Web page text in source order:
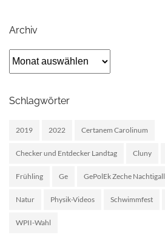
Archiv
Archiv
Schlagwörter
2019 2022 Certanem Carolinum
Checker und Entdecker Landtag Cluny
Frühling Ge GePolEk Zeche Nachtigall
Natur Physik-Videos Schwimmfest
WPII-Wahl